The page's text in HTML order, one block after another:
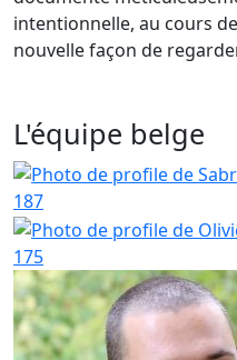
intentionnelle, au cours
nouvelle façon de
L'équipe belge
187
175